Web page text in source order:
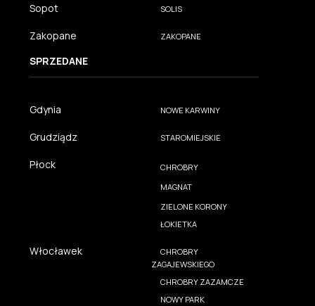
Sopot SOLIS
Zakopane ZAKOPANE
SPRZEDANE
Gdynia NOWE KARWINY
Grudziądz STAROMIEJSKIE
Płock
CHROBRY
MAGNAT
ZIELONE KORONY
ŁOKIETKA
Włocławek
CHROBRY
ZAGAJEWSKIEGO
CHROBRY ZAZAMCZE
NOWY PARK